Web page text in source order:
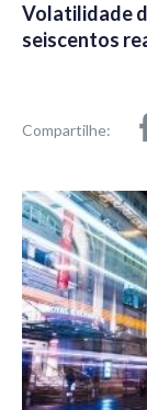
Volatilidade
seiscentos
Compartilhe: